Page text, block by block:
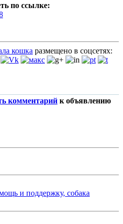
по ссылке:
кошка размещено в соцсетях:
комментарий к объявлению
и поддержку, собака